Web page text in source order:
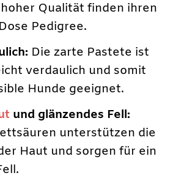
Qualität finden ihren
Pedigree.
Die zarte Pastete ist
verdaulich und somit
Hunde geeignet.
und glänzendes Fell:
unterstützen die
Haut und sorgen für ein